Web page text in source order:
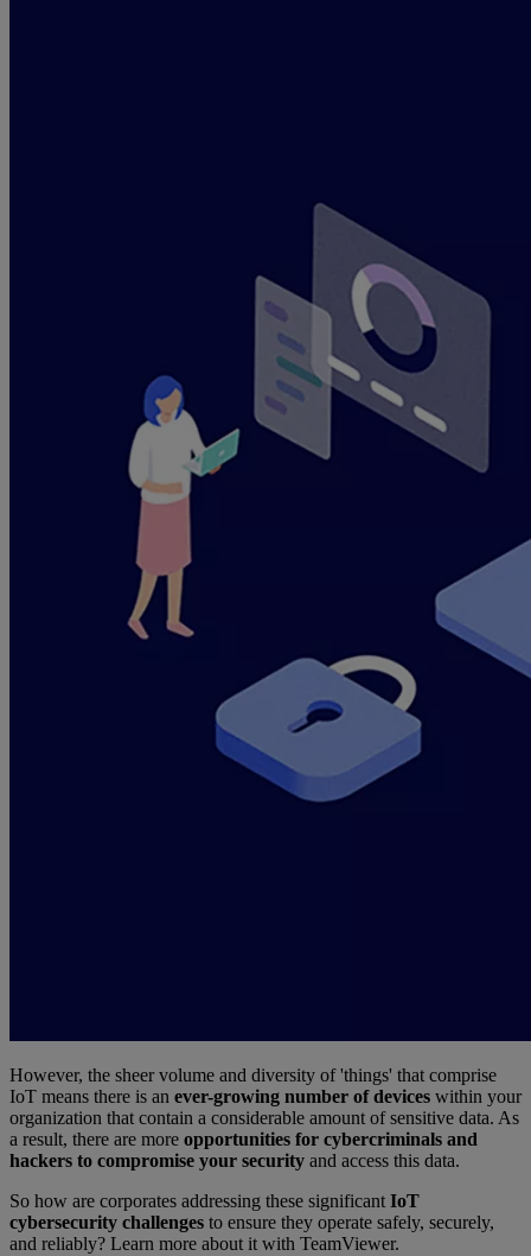
However, the sheer volume and diversity of 'things' that comprise
IoT means there is an ever-growing number of devices within your
organization that contain a considerable amount of sensitive data. As
a result, there are more opportunities for cybercriminals and
hackers to compromise your security and access this data.
So how are corporates addressing these significant IoT
cybersecurity challenges to ensure they operate safely, securely,
and reliably? Learn more about it with TeamViewer.